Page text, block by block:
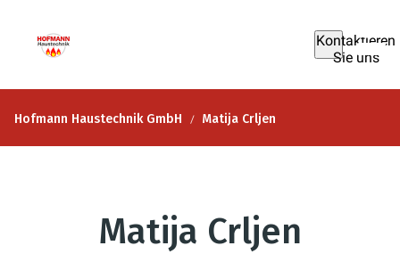
Kontaktieren
Sie uns
Hofmann Haustechnik GmbH Matija Crljen
Matija Crljen